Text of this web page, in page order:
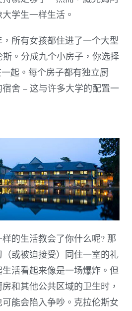
学生一样生活。
所有女孩都住进了一个大型
。分成九个小房子，你选择
起。每个房子都有独立厨
舍 – 这与许多大学的配置一
的生活教会了你什么呢? 那
或被迫接受）同住一室的礼
活看起来像是一场爆炸。但
和其他公共区域的卫生时，
能会陷入争吵。克拉伦斯女